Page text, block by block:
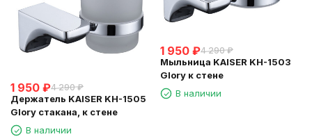
1 950 ₽4 290 ₽
Держатель KAISER KH-1505
Glory стакана, к стене
В наличии
1 950 ₽4 290 ₽
Мыльница KAISER KH-1503
Glory к стене
В наличии